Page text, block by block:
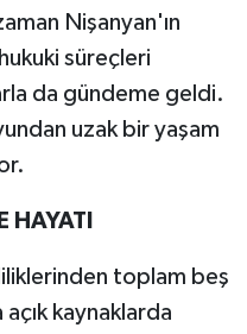
Nişanyan'ın
süreçleri
da gündeme geldi.
uzak bir yaşam
HAYATI
toplam beş
kaynaklarda